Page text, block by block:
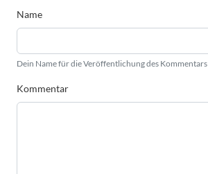
Name
Dein Name für die Veröffentlichung des Kommentars
Kommentar